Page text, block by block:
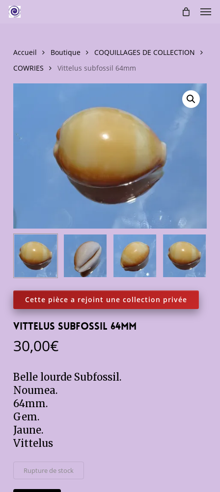
main
Accueil Boutique
COQUILLAGES DE COLLECTION
COWRIES
Vittelus subfossil 64mm
Vittelus subfossil 64mm
30,00€
Belle lourde Subfossil.
Noumea.
64mm.
Gem.
Jaune.
Vittelus
Rupture de stock